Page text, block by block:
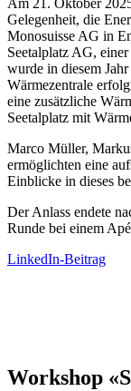
Am 21. Oktober
Gelegenheit, die
Monosuisse AG in
Seetalplatz AG,
wurde in diesem
Wärmezentrale
eine zusätzliche
Seetalplatz mit
Marco Müller,
ermöglichten eine
Einblicke in dieses
Der Anlass endete
Runde bei einem
LinkedIn-Beitrag
Workshop